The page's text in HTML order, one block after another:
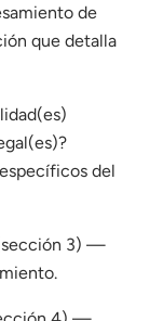
de
que detalla
del
3) —